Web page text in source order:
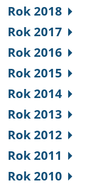
Rok 2018
Rok 2017
Rok 2016
Rok 2015
Rok 2014
Rok 2013
Rok 2012
Rok 2011
Rok 2010